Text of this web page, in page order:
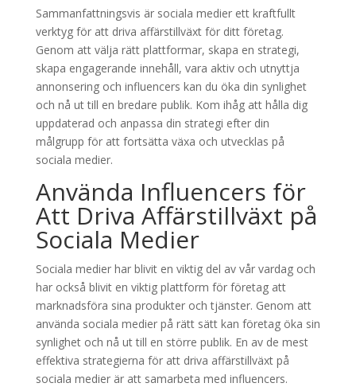
Sammanfattningsvis är sociala medier ett kraftfullt
verktyg för att driva affärstillväxt för ditt företag.
Genom att välja rätt plattformar, skapa en strategi,
skapa engagerande innehåll, vara aktiv och utnyttja
annonsering och influencers kan du öka din synlighet
och nå ut till en bredare publik. Kom ihåg att hålla dig
uppdaterad och anpassa din strategi efter din
målgrupp för att fortsätta växa och utvecklas på
sociala medier.
Använda Influencers för
Att Driva Affärstillväxt på
Sociala Medier
Sociala medier har blivit en viktig del av vår vardag och
har också blivit en viktig plattform för företag att
marknadsföra sina produkter och tjänster. Genom att
använda sociala medier på rätt sätt kan företag öka sin
synlighet och nå ut till en större publik. En av de mest
effektiva strategierna för att driva affärstillväxt på
sociala medier är att samarbeta med influencers.